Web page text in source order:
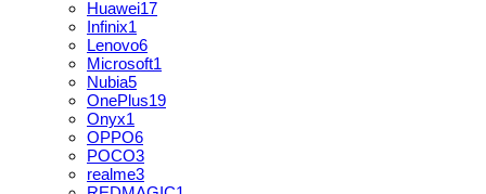
Huawei17
Infinix1
Lenovo6
Microsoft1
Nubia5
OnePlus19
Onyx1
OPPO6
POCO3
realme3